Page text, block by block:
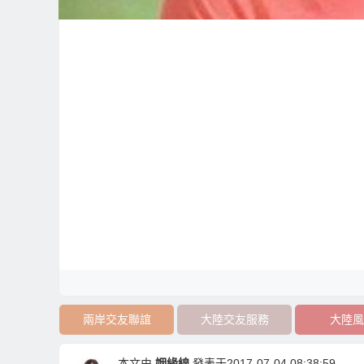
兩岸交友聯誼 大陸交友服務 大陸